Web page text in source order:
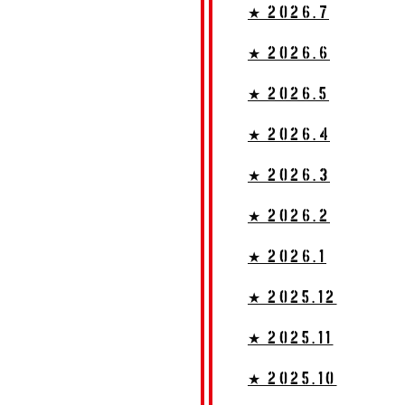
★ 2026.7
★ 2026.6
★ 2026.5
★ 2026.4
★ 2026.3
★ 2026.2
★ 2026.1
★ 2025.12
★ 2025.11
★ 2025.10